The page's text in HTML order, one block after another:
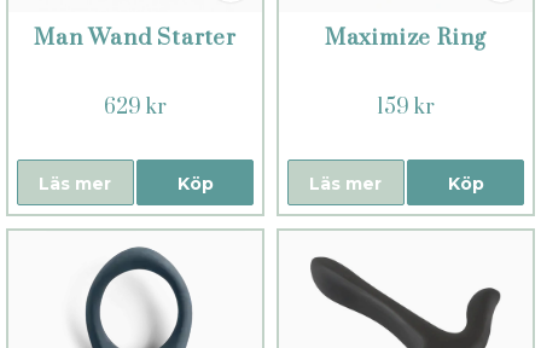
Man Wand Starter
629 kr
Köp
Läs mer
Maximize Ring
159 kr
Köp
Läs mer